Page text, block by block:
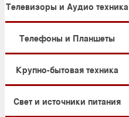
Телевизоры и Аудио техника
Телефоны и Планшеты
Крупно-бытовая техника
Свет и источники питания